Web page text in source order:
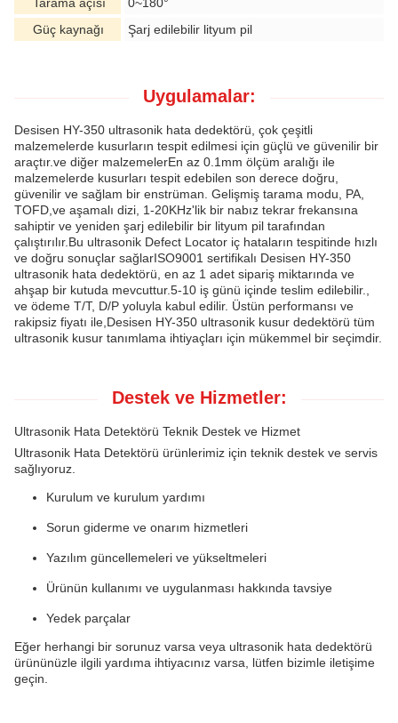
Güç kaynağı
Şarj edilebilir lityum pil
Uygulamalar:
Desisen HY-350 ultrasonik hata dedektörü, çok çeşitli
malzemelerde kusurların tespit edilmesi için güçlü ve güvenilir bir
araçtır.ve diğer malzemelerEn az 0.1mm ölçüm aralığı ile
malzemelerde kusurları tespit edebilen son derece doğru,
güvenilir ve sağlam bir enstrüman. Gelişmiş tarama modu, PA,
TOFD,ve aşamalı dizi, 1-20KHz'lik bir nabız tekrar frekansına
sahiptir ve yeniden şarj edilebilir bir lityum pil tarafından
çalıştırılır.Bu ultrasonik Defect Locator iç hataların tespitinde hızlı
ve doğru sonuçlar sağlarISO9001 sertifikalı Desisen HY-350
ultrasonik hata dedektörü, en az 1 adet sipariş miktarında ve
ahşap bir kutuda mevcuttur.5-10 iş günü içinde teslim edilebilir.,
ve ödeme T/T, D/P yoluyla kabul edilir. Üstün performansı ve
rakipsiz fiyatı ile,Desisen HY-350 ultrasonik kusur dedektörü tüm
ultrasonik kusur tanımlama ihtiyaçları için mükemmel bir seçimdir.
Destek ve Hizmetler:
Ultrasonik Hata Detektörü Teknik Destek ve Hizmet
Ultrasonik Hata Detektörü ürünlerimiz için teknik destek ve servis
sağlıyoruz.
Kurulum ve kurulum yardımı
Sorun giderme ve onarım hizmetleri
Yazılım güncellemeleri ve yükseltmeleri
Ürünün kullanımı ve uygulanması hakkında tavsiye
Yedek parçalar
Eğer herhangi bir sorunuz varsa veya ultrasonik hata dedektörü
ürününüzle ilgili yardıma ihtiyacınız varsa, lütfen bizimle iletişime
geçin.